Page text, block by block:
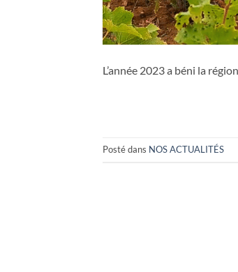
L’année 2023 a béni la
Posté dans NOS ACTUALITÉS